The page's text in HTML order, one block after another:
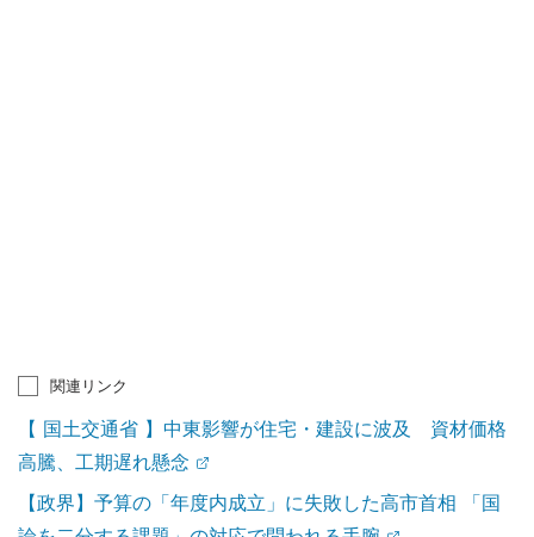
関連リンク
【 国土交通省 】中東影響が住宅・建設に波及 資材価格
高騰、工期遅れ懸念
【政界】予算の「年度内成立」に失敗した高市首相 「国